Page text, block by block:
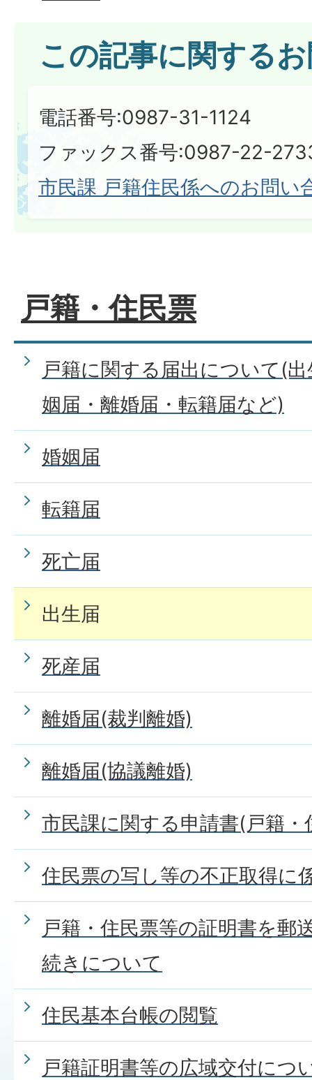
この記事に関する
電話番号:0987-31-1124
ファックス番号:0987-22-
市民課 戸籍住民係へのお問い
戸籍・住民票
戸籍に関する届出について(
姻届・離婚届・転籍届など)
婚姻届
転籍届
死亡届
出生届
死産届
離婚届(裁判離婚)
離婚届(協議離婚)
市民課に関する申請書(戸籍・
住民票の写し等の不正取得に
戸籍・住民票等の証明書を郵
続きについて
住民基本台帳の閲覧
戸籍証明書等の広域交付につ